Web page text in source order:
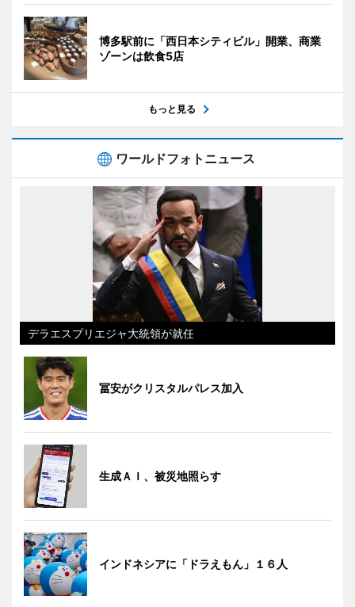
博多駅前に「西日本シティビル」開業、商業
ゾーンは飲食5店
もっと見る
ワールドフォトニュース
デラエスプリエジャ大統領が就任
冨安がクリスタルパレス加入
生成ＡＩ、被災地照らす
インドネシアに「ドラえもん」１６人